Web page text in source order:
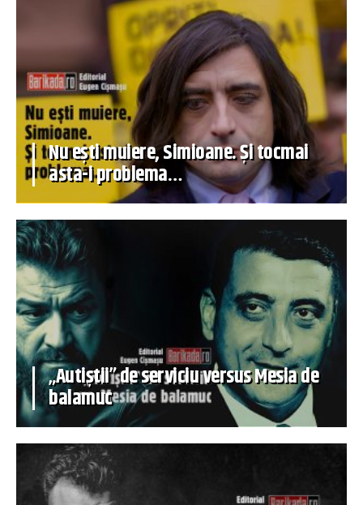
Nu ești muiere, Simioane. Și tocmai
asta-i problema…
„Autiștii” de serviciu versus Mesia de
balamuc